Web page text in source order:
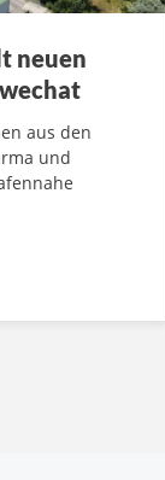
neuen
aus den
und